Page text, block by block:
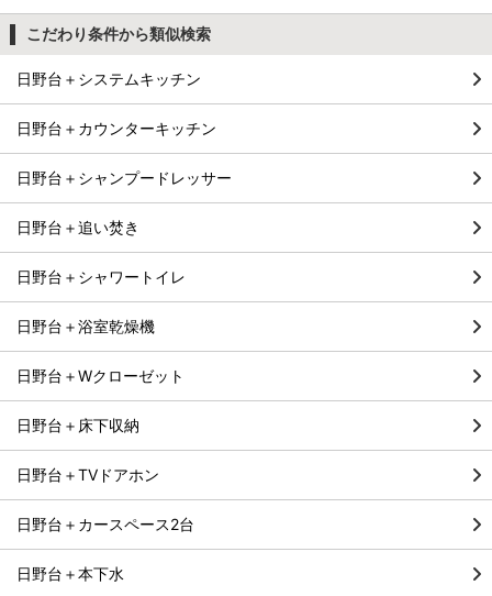
こだわり条件から類似検索
日野台＋システムキッチン
日野台＋カウンターキッチン
日野台＋シャンプードレッサー
日野台＋追い焚き
日野台＋シャワートイレ
日野台＋浴室乾燥機
日野台＋Wクローゼット
日野台＋床下収納
日野台＋TVドアホン
日野台＋カースペース2台
日野台＋本下水